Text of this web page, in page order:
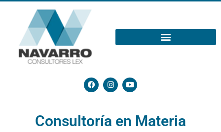
contenido
F
a
c
o
o
I
n
s
g
r
Y
o
u
b
e
Consultoría en Materia